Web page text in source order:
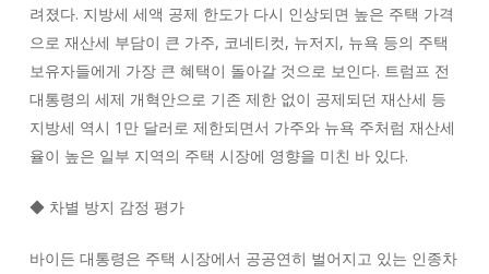
려졌다. 지방세 세액 공제 한도가 다시 인상되면 높은 주택 가격
으로 재산세 부담이 큰 가주, 코네티컷, 뉴저지, 뉴욕 등의 주택
보유자들에게 가장 큰 혜택이 돌아갈 것으로 보인다. 트럼프 전
대통령의 세제 개혁안으로 기존 제한 없이 공제되던 재산세 등
지방세 역시 1만 달러로 제한되면서 가주와 뉴욕 주처럼 재산세
율이 높은 일부 지역의 주택 시장에 영향을 미친 바 있다.
◆ 차별 방지 감정 평가
바이든 대통령은 주택 시장에서 공공연히 벌어지고 있는 인종차